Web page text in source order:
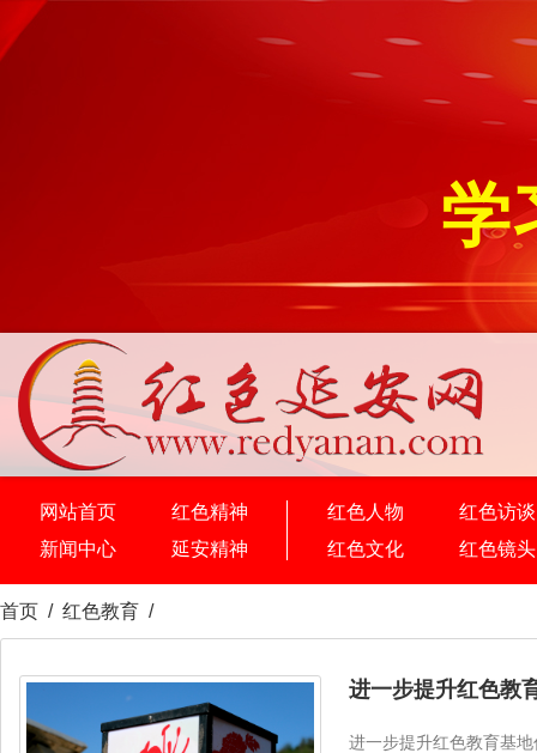
学
网站首页
红色精神
新闻中心
延安精神
红色人物
红色访谈
红色文化
红色镜头
首页 / 红色教育 /
进一步提升红色教
进一步提升红色教育基地